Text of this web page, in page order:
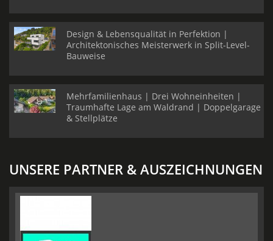
Design & Lebensqualität in Perfektion |
Architektonisches Meisterwerk in Split-Level-
Bauweise
Mehrfamilienhaus | Drei Wohneinheiten |
Traumhafte Lage am Waldrand | Doppelgarage
& Stellplätze
UNSERE PARTNER & AUSZEICHNUNGEN